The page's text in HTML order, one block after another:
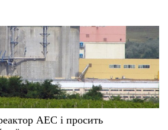
АЕС і просить